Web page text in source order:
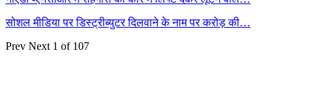
सोशल मीडिया पर डिस्ट्रीब्युटर दिलवाने के नाम पर करोड़ की…
Prev Next 1 of 107